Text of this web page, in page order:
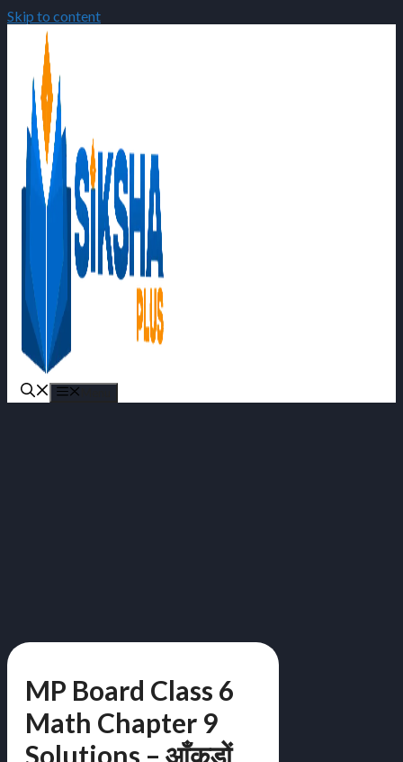
Skip to content
MP Board Class 6
Math Chapter 9
Solutions – आँकड़ों